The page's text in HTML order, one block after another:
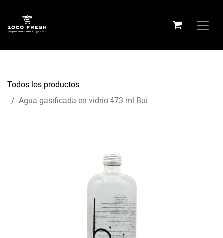
Todos los productos
Agua gasificada en vidrio 473 ml Bui